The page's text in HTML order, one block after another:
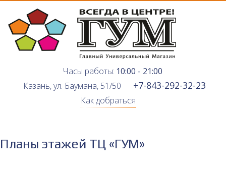
Часы работы: 10:00 - 21:00
Казань, ул. Баумана, 51/50
+7-843-292-32-23
Как добраться
Планы этажей ТЦ «ГУМ»